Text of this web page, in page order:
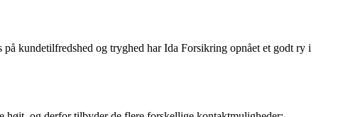
kundetilfredshed og tryghed har Ida Forsikring opnået et godt ry i